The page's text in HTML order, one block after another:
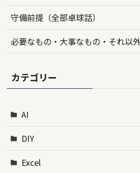
守備前提（全部卓球話）
必要なもの・大事なもの・それ以
カテゴリー
AI
DIY
Excel